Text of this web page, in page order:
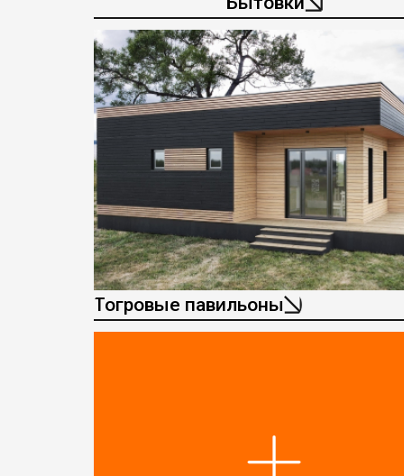
Тогровые павильоны